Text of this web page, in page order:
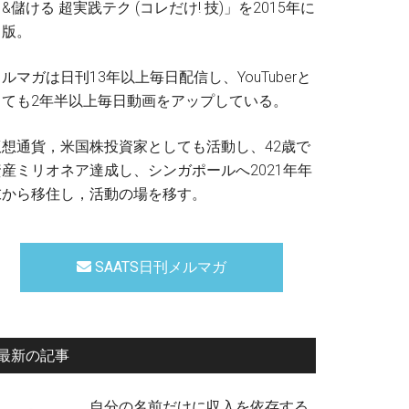
儲ける 超実践テク (コレだけ! 技)」を2015年に
。
マガは日刊13年以上毎日配信し、YouTuberと
も2年半以上毎日動画をアップしている。
通貨，米国株投資家としても活動し、42歳で
ミリオネア達成し、シンガポールへ2021年年
ら移住し，活動の場を移す。
SAATS日刊メルマガ
新の記事